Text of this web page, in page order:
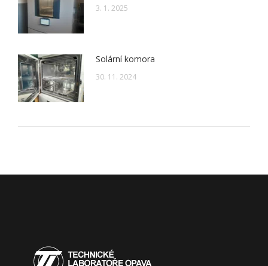
3. 1. 2025
Solární komora
30. 11. 2024